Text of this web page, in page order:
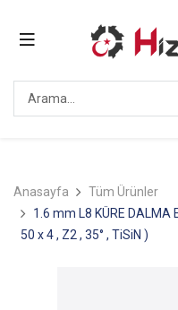
Anasayfa
Tüm Ürünler
1.6 mm L8 KÜRE DALMA
50 x 4 , Z2 , 35° , TiSiN )